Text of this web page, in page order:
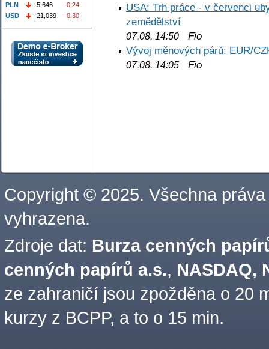
USA: Trh práce - v červenci
zemědělství
07.08. 14:50 Fio
Vývoj měnových párů: EUR/
07.08. 14:05 Fio
PLN
5,646
-0,24
USD
21,039 -0,30
Copyright © 2025. Všechna práva
vyhrazena.
Zdroje dat: Burza cenných
cenných papírů a.s., NASDAQ,
ze zahraničí jsou zpožděna o 20
kurzy z BCPP, a to o 15 min.